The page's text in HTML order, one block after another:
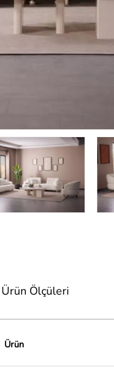
Ürün Ölçüleri
Ürün